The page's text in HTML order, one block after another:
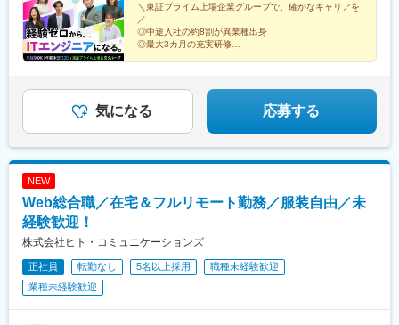
センタービル11F┗ JR「博多駅」より徒歩2分★全拠点で転居費
用の補助制度あり（規定による）
給。※転勤が可能な方、引っ越し費用は全額会社負担 ※条件有
【研修期間中の給与について】研修期間（最大3ヶ月）は月給
197,795円以上※基本給165,000円～184,000円＋調整金※基本給が
最低賃金を下回っている場合は、調整金で最低賃金は保証。※残業
給21万4,000円～27万円（一律手当4万円・みなし残業代含む）＋
交通費＋賞与2回
＼東証プライム上場企業グループで、確かなキャリアを
／
◎中途入社の約8割が異業種出身
◎最大3カ月の充実研修
◎年間休日122日／残業月7時間程度
気になる 応募する
NEW
Web総合職／在宅＆フルリモート勤務／服装自由／未
経験歓迎！
株式会社ヒト・コミュニケーションズ
正社員 転勤なし 5名以上採用
職種未経験歓迎
業種未経験歓迎